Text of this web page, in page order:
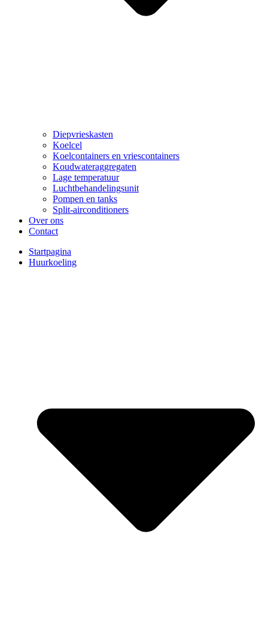
Diepvrieskasten
Koelcel
Koelcontainers en vriescontainers
Koudwateraggregaten
Lage temperatuur
Luchtbehandelingsunit
Pompen en tanks
Split-airconditioners
Over ons
Contact
Startpagina
Huurkoeling